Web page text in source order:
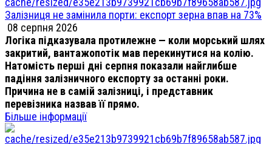
Залізниця не замінила порти: експорт зерна впав на 73%
08 серпня 2026
Логіка підказувала протилежне — коли морський шлях
закритий, вантажопотік мав перекинутися на колію.
Натомість перші дні серпня показали найглибше
падіння залізничного експорту за останні роки.
Причина не в самій залізниці, і представник
перевізника назвав її прямо.
Більше інформації